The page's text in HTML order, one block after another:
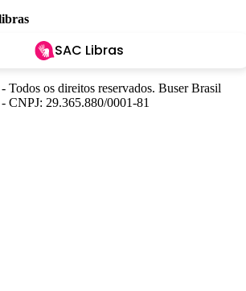
SAC Libras
os direitos reservados. Buser Brasil
CNPJ: 29.365.880/0001-81